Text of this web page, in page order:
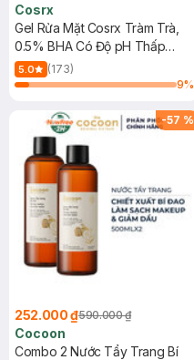
Cosrx
Gel Rửa Mặt Cosrx Tràm Trà,
0.5% BHA Có Độ pH Thấp
150ml
5.0
(173)
9%
-57 %
252.000 ₫590.000 ₫
Cocoon
Combo 2 Nước Tẩy Trang Bí